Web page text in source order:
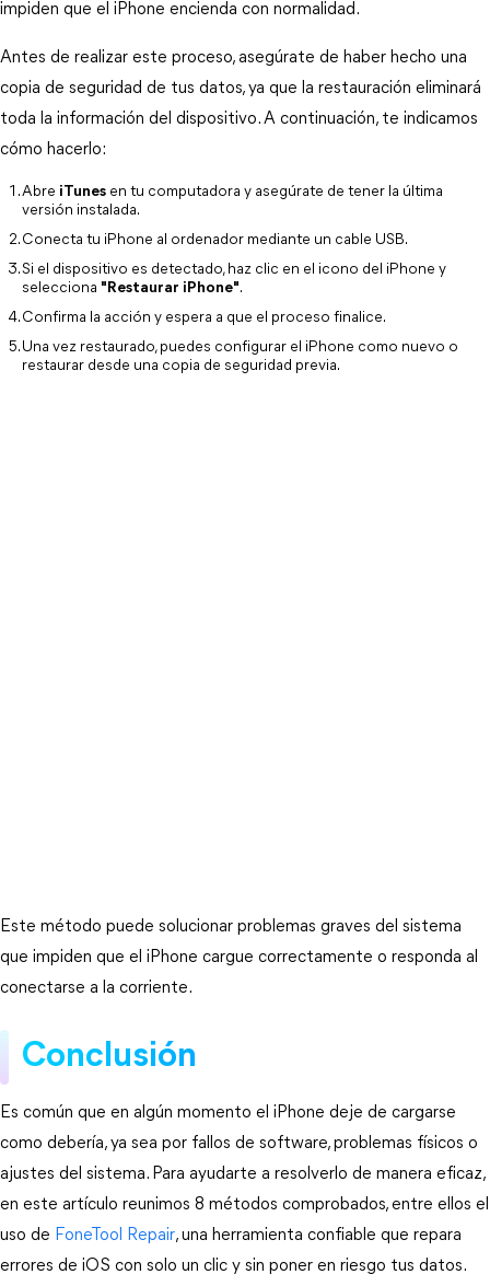
impiden que el iPhone encienda con normalidad.
Antes de realizar este proceso, asegúrate de haber hecho una
copia de seguridad de tus datos, ya que la restauración eliminará
toda la información del dispositivo. A continuación, te indicamos
cómo hacerlo:
Abre iTunes en tu computadora y asegúrate de tener la última
versión instalada.
Conecta tu iPhone al ordenador mediante un cable USB.
Si el dispositivo es detectado, haz clic en el icono del iPhone y
selecciona "Restaurar iPhone".
Confirma la acción y espera a que el proceso finalice.
Una vez restaurado, puedes configurar el iPhone como nuevo o
restaurar desde una copia de seguridad previa.
Este método puede solucionar problemas graves del sistema
que impiden que el iPhone cargue correctamente o responda al
conectarse a la corriente.
Conclusión
Es común que en algún momento el iPhone deje de cargarse
como debería, ya sea por fallos de software, problemas físicos o
ajustes del sistema. Para ayudarte a resolverlo de manera eficaz,
en este artículo reunimos 8 métodos comprobados, entre ellos el
uso de FoneTool Repair, una herramienta confiable que repara
errores de iOS con solo un clic y sin poner en riesgo tus datos.